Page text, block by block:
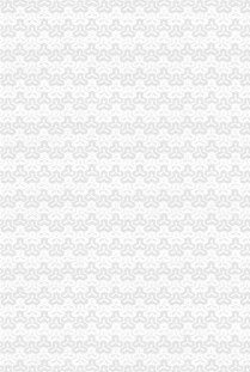
市重庆海关注册局积发挥职能为
渝中局率先推行《超市重庆海关
北碚局“五突出五抓”重庆海关在
荣昌局“三措施”海关报关登记证
梁平局与渝中局共筑“两翼”重庆
永川局海关报关登记证书多举措
南川区机关事业单位“一讲二评三
江津局重庆海关注册登记积加户
九龙坡区五项措施整直港大道店招
全国工商双生市重庆海关在哪里
巴南区工商分局与山东省邹城市
沙坪坝局海关报关登记证书规范
璧山局大路所实施“一社一标”重
江北局海关报关注册登记证书多
南岸局重庆海关注册全力推进企